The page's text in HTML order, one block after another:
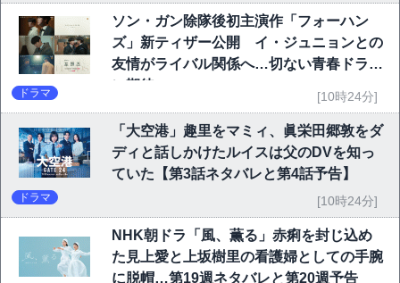
ソン・ガン除隊後初主演作「フォーハン
ズ」新ティザー公開 イ・ジュニョンとの
友情がライバル関係へ…切ない青春ドラマ
に期待
ドラマ [10時24分]
「大空港」趣里をマミィ、眞栄田郷敦をダ
ディと話しかけたルイスは父のDVを知っ
ていた【第3話ネタバレと第4話予告】
ドラマ [10時24分]
NHK朝ドラ「風、薫る」赤痢を封じ込め
た見上愛と上坂樹里の看護婦としての手腕
に脱帽…第19週ネタバレと第20週予告